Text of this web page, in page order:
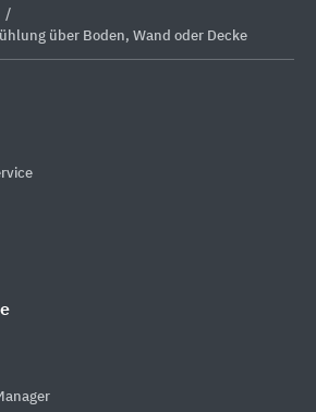
über Boden, Wand oder Decke